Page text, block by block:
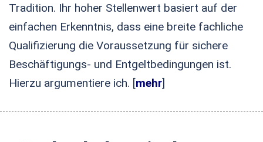
Tradition. Ihr hoher Stellenwert basiert auf der
einfachen Erkenntnis, dass eine breite fachliche
Qualifizierung die Voraussetzung für sichere
Beschäftigungs- und Entgeltbedingungen ist.
Hierzu argumentiere ich. [mehr]